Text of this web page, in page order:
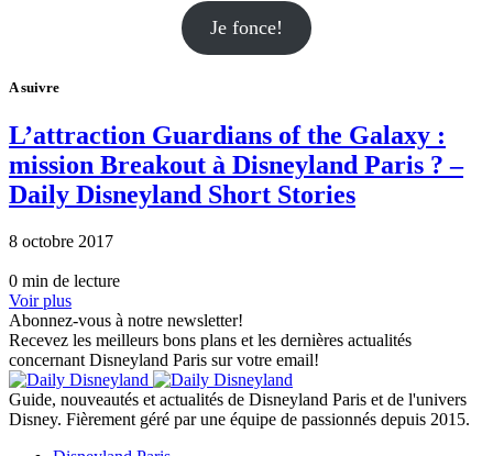
Je fonce!
A suivre
L’attraction Guardians of the Galaxy :
mission Breakout à Disneyland Paris ? –
Daily Disneyland Short Stories
8 octobre 2017
0 min de lecture
Voir plus
Abonnez-vous à notre newsletter!
Recevez les meilleurs bons plans et les dernières actualités
concernant Disneyland Paris sur votre email!
Guide, nouveautés et actualités de Disneyland Paris et de l'univers
Disney. Fièrement géré par une équipe de passionnés depuis 2015.